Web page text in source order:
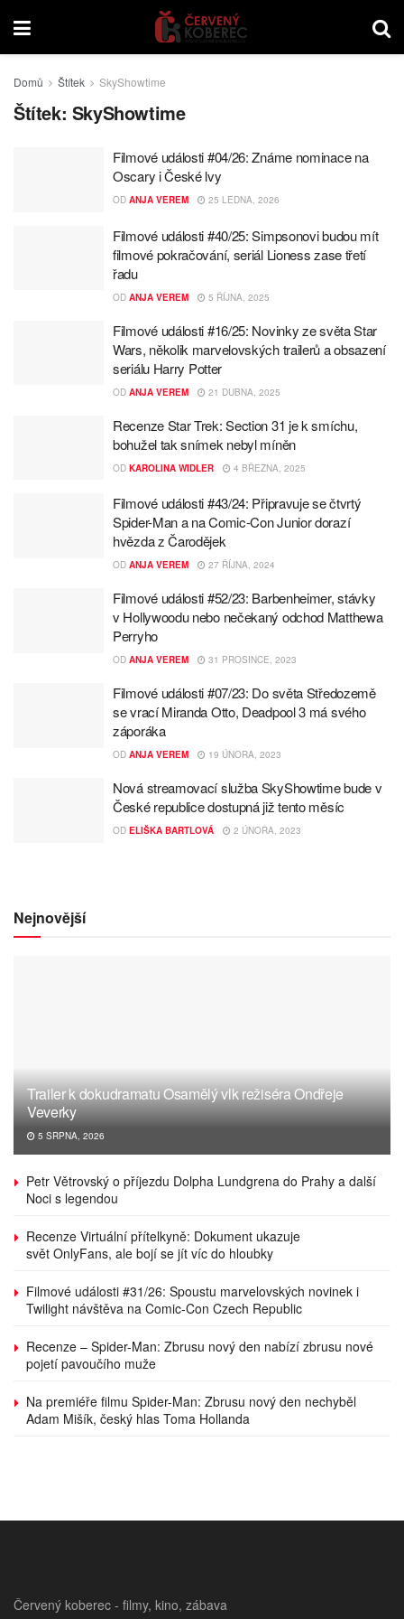
Domů Štítek SkyShowtime
Štítek: SkyShowtime
Filmové události #04/26: Známe nominace na
Oscary i České lvy
OD ANJA VEREM 25 LEDNA, 2026
Filmové události #40/25: Simpsonovi budou mít
filmové pokračování, seriál Lioness zase třetí
řadu
OD ANJA VEREM 5 ŘÍJNA, 2025
Filmové události #16/25: Novinky ze světa Star
Wars, několik marvelovských trailerů a obsazení
seriálu Harry Potter
OD ANJA VEREM 21 DUBNA, 2025
Recenze Star Trek: Section 31 je k smíchu,
bohužel tak snímek nebyl míněn
OD KAROLINA WIDLER 4 BŘEZNA, 2025
Filmové události #43/24: Připravuje se čtvrtý
Spider-Man a na Comic-Con Junior dorazí
hvězda z Čarodějek
OD ANJA VEREM 27 ŘÍJNA, 2024
Filmové události #52/23: Barbenheimer, stávky
v Hollywoodu nebo nečekaný odchod Matthewa
Perryho
OD ANJA VEREM 31 PROSINCE, 2023
Filmové události #07/23: Do světa Středozemě
se vrací Miranda Otto, Deadpool 3 má svého
záporáka
OD ANJA VEREM 19 ÚNORA, 2023
Nová streamovací služba SkyShowtime bude v
České republice dostupná již tento měsíc
OD ELIŠKA BARTLOVÁ 2 ÚNORA, 2023
Nejnovější
Trailer k dokudramatu Osamělý vlk režiséra Ondřeje
Veverky
5 SRPNA, 2026
Petr Větrovský o příjezdu Dolpha Lundgrena do Prahy a další
Noci s legendou
Recenze Virtuální přítelkyně: Dokument ukazuje
svět OnlyFans, ale bojí se jít víc do hloubky
Filmové události #31/26: Spoustu marvelovských novinek i
Twilight návštěva na Comic-Con Czech Republic
Recenze – Spider-Man: Zbrusu nový den nabízí zbrusu nové
pojetí pavoučího muže
Na premiéře filmu Spider-Man: Zbrusu nový den nechyběl
Adam Mišík, český hlas Toma Hollanda
Červený koberec - filmy, kino, zábava